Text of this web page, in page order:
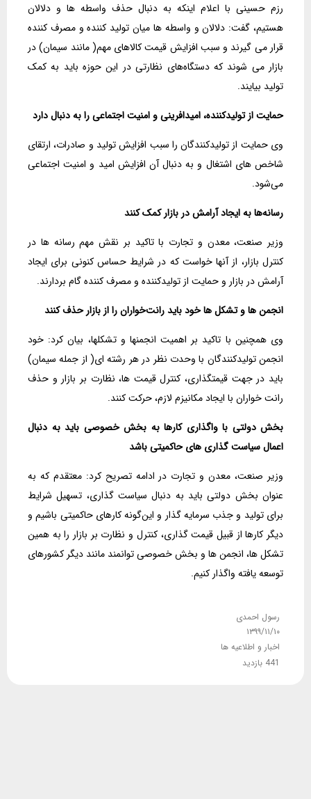
رزم حسینی با اعلام اینکه به دنبال حذف واسطه ها و دلالان
هستیم، گفت: دلالان و واسطه ها میان تولید کننده و مصرف کننده
قرار می گیرند و سبب افزایش قیمت‌ کالاهای مهم( مانند سیمان) در
بازار می شوند که دستگاه‌های نظارتی در این حوزه باید به کمک
تولید بیایند.
حمایت از تولیدکننده، امیدافرینی و امنیت اجتماعی را به دنبال دارد
وی حمایت از تولیدکنندگان را سبب افزایش تولید و صادرات، ارتقای
شاخص های اشتغال و به دنبال آن افزایش امید و امنیت اجتماعی
می‌شود.
رسانه‌ها به ایجاد آرامش در بازار کمک کنند
وزیر صنعت، معدن و تجارت با تاکید بر نقش مهم رسانه ها در
کنترل بازار، از آنها خواست که در شرایط حساس کنونی برای ایجاد
آرامش در بازار و حمایت از تولیدکننده و مصرف کننده گام بردارند.
انجمن‌ ها و تشکل ها خود باید رانت‌خواران را از بازار حذف کنند
وی همچنین با تاکید بر اهمیت انجمنها و تشکلها، بیان کرد: خود
انجمن تولیدکنندگان با وحدت نظر در هر رشته ای( از جمله سیمان)
باید در جهت قیمتگذاری، کنترل قیمت ها، نظارت بر بازار و حذف
رانت خواران با ایجاد مکانیزم لازم، حرکت کنند.
بخش دولتی با واگذاری کارها به بخش خصوصی باید به دنبال
اعمال سیاست گذاری های حاکمیتی باشد
وزیر صنعت، معدن و تجارت در ادامه تصریح کرد: معتقدم که به
عنوان بخش دولتی باید به دنبال سیاست گذاری، تسهیل شرایط
برای تولید و جذب سرمایه گذار و این‌گونه کارهای حاکمیتی باشیم و
دیگر کارها از قبیل قیمت گذاری، کنترل و نظارت بر بازار را به همین
تشکل ها، انجمن ها و بخش خصوصی توانمند مانند دیگر کشورهای
توسعه یافته واگذار کنیم.
رسول احمدی
۱۳۹۹/۱۱/۱۰
اخبار و اطلاعیه ها
441 بازدید